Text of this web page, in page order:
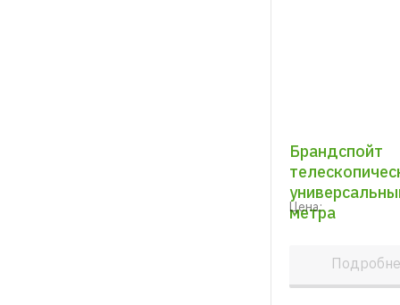
Брандспойт
метра
Цена: